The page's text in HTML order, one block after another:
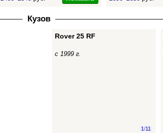
Кузов
Rover 25 RF
с 1999 г.
1/11